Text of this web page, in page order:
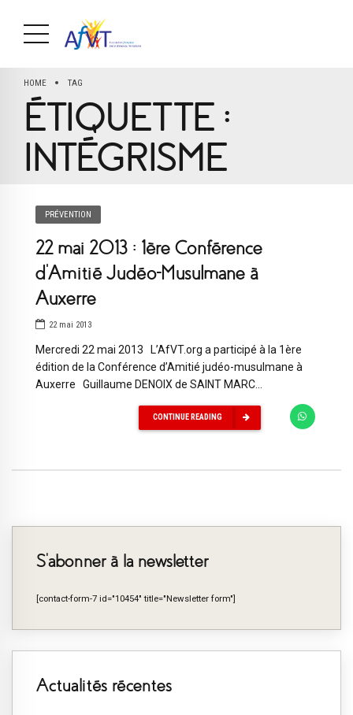
HOME TAG
ÉTIQUETTE :
INTÉGRISME
PRÉVENTION
22 mai 2013 : 1ère Conférence
d’Amitié Judéo-Musulmane à
Auxerre
22 mai 2013
Mercredi 22 mai 2013 L’AfVT.org a participé à la 1ère
édition de la Conférence d’Amitié judéo-musulmane à
Auxerre Guillaume DENOIX de SAINT MARC...
CONTINUE READING
S’abonner à la newsletter
[contact-form-7 id="10454" title="Newsletter form"]
Actualités récentes